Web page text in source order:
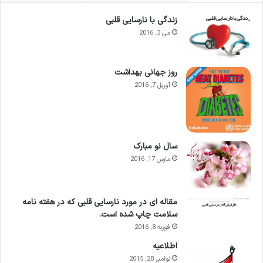
زندگی با نارسایی قلبی
می 3, 2016
روز جهانی بهداشت
آوریل 7, 2016
سال نو مبارک
مارس 17, 2016
مقاله ای در مورد نارسایی قلبی که در هفته نامه
سلامت چاپ شده است.
فوریه 8, 2016
اطلاعيه
نوامبر 28, 2015